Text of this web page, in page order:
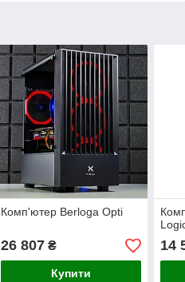
Комп'ютер Berloga Opti
26 807₴
Купити
14